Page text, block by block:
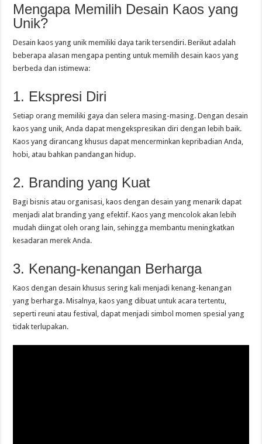
Mengapa Memilih Desain Kaos yang
Unik?
Desain kaos yang unik memiliki daya tarik tersendiri. Berikut adalah
beberapa alasan mengapa penting untuk memilih desain kaos yang
berbeda dan istimewa:
1. Ekspresi Diri
Setiap orang memiliki gaya dan selera masing-masing. Dengan desain
kaos yang unik, Anda dapat mengekspresikan diri dengan lebih baik.
Kaos yang dirancang khusus dapat mencerminkan kepribadian Anda,
hobi, atau bahkan pandangan hidup.
2. Branding yang Kuat
Bagi bisnis atau organisasi, kaos dengan desain yang menarik dapat
menjadi alat branding yang efektif. Kaos yang mencolok akan lebih
mudah diingat oleh orang lain, sehingga membantu meningkatkan
kesadaran merek Anda.
3. Kenang-kenangan Berharga
Kaos dengan desain khusus sering kali menjadi kenang-kenangan
yang berharga. Misalnya, kaos yang dibuat untuk acara tertentu,
seperti reuni atau festival, dapat menjadi simbol momen spesial yang
tidak terlupakan.